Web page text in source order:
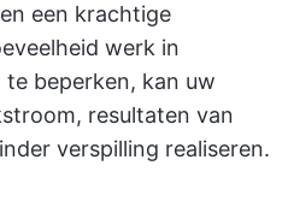
een krachtige
werk in
beperken, kan uw
resultaten van
verspilling realiseren.